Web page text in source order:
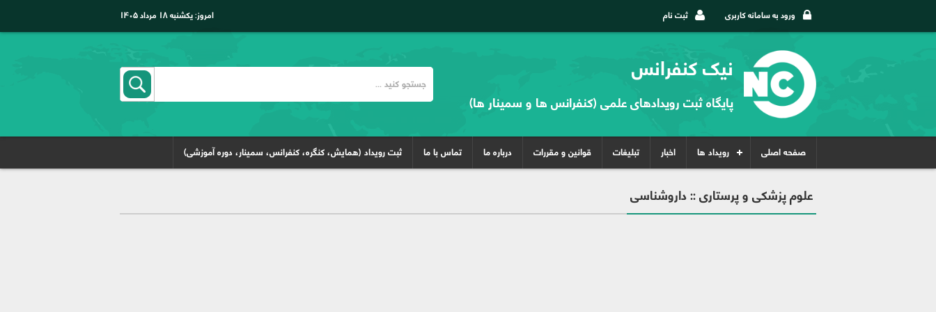
ورود به سامانه کاربری ثبت نام امروز:یکشنبه ۱۸ مرداد ۱۴۰۵
نیک کنفرانس
پایگاه ثبت رویدادهای علمی (کنفرانس ها و سمینار ها)
صفحه اصلی رویداد ها اخبار تبلیغات قوانین و مقررات درباره ما تماس با ما ثبت رویداد (همایش، کنگره، کنفرانس، سمینار، دوره آموزشی)
علوم پزشکی و پرستاری :: داروشناسی